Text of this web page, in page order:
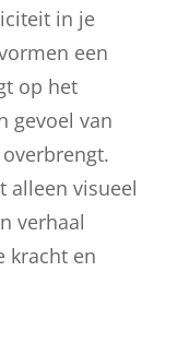
in je
een
op het
gevoel van
alleen visueel
verhaal
kracht en